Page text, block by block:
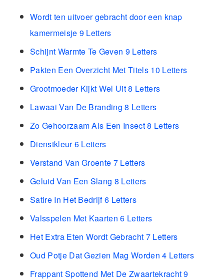
Wordt ten uitvoer gebracht door een knap
kamermeisje 9 Letters
Schijnt Warmte Te Geven 9 Letters
Pakten Een Overzicht Met Titels 10 Letters
Grootmoeder Kijkt Wel Uit 8 Letters
Lawaai Van De Branding 8 Letters
Zo Gehoorzaam Als Een Insect 8 Letters
Dienstkleur 6 Letters
Verstand Van Groente 7 Letters
Geluid Van Een Slang 8 Letters
Satire In Het Bedrijf 6 Letters
Valsspelen Met Kaarten 6 Letters
Het Extra Eten Wordt Gebracht 7 Letters
Oud Potje Dat Gezien Mag Worden 4 Letters
Frappant Spottend Met De Zwaartekracht 9